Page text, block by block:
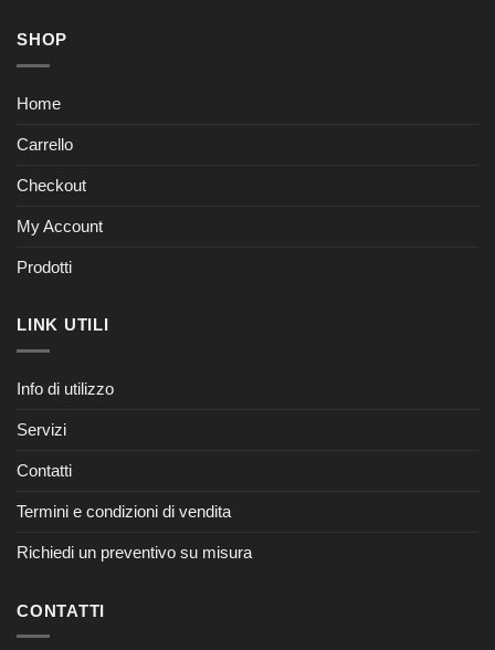
SHOP
Home
Carrello
Checkout
My Account
Prodotti
LINK UTILI
Info di utilizzo
Servizi
Contatti
Termini e condizioni di vendita
Richiedi un preventivo su misura
CONTATTI